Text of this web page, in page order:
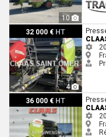
10
32 000 € HT
4
Claas VARIANT 480 RF
36 000 € HT
Claas VARIANT 465 RC